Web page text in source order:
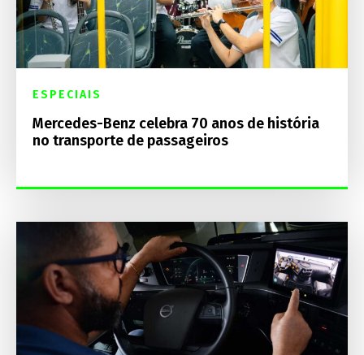
ESPECIAIS
Mercedes-Benz celebra 70 anos de história
no transporte de passageiros